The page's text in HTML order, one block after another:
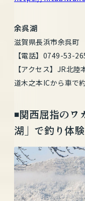
余呉湖
滋賀県長浜市余呉町
【電話】0749-53-
【アクセス】JR北
道木之本ICから車で
◾️関西屈指の
湖」で釣り体験